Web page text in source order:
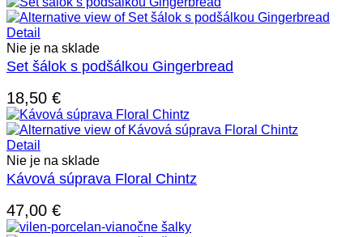
Detail
Nie je na sklade
Set šálok s podšálkou Gingerbread
18,50 €
Detail
Nie je na sklade
Kávová súprava Floral Chintz
47,00 €